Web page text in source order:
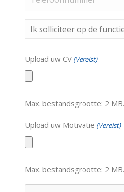
de
functie
Upload uw CV (Vereist)
Max. bestandsgrootte: 2 MB.
Upload uw Motivatie (Vereist)
Max. bestandsgrootte: 2 MB.